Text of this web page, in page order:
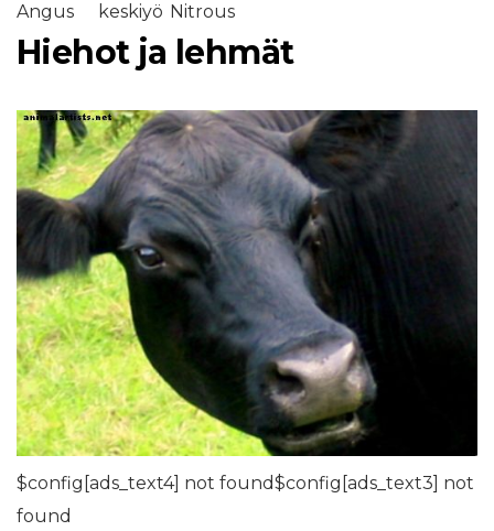
Angus
keskiyö Nitrous
Hiehot ja lehmät
$config[ads_text4] not found$config[ads_text3] not
found